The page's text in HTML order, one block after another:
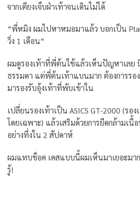
จากเตียงเจ็บฝ่าเท้าจนเดินไม่ได้
“พี่หมิง ผมไปหาหมอมาแล้ว บอกเป็น
วิ่ง 1 เดือน”
ผมดูรองเท้าที่พี่ต้นใช้แล้วเห็นปัญหาเลย
ธรรมดา แต่พี่ต้นเท้าแบนมาก ต้องการรอ
มารองรับอุ้งเท้าที่พับเข้าใน
เปลี่ยนรองเท้าเป็น ASICS GT-2000 (ร
โดยเฉพาะ) แล้วเสริมด้วยการยืดกล้ามเนื้
อย่างทึ่งใน 2 สัปดาห์
ผมแทบช็อค เคสแบบนี้ผมเห็นมาเยอะมา
รู้!